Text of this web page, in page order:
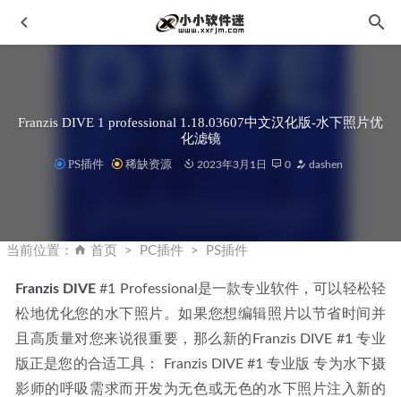
Franzis DIVE 1 professional 1.18.03607中文汉化版-水下照片优
化滤镜
PS插件 稀缺资源 2023年3月1日 0 dashen
当前位置： 首页 PC插件 PS插件
Franzis DIVE #1 Professional是一款专业软件，可以轻松轻
松地优化您的水下照片。如果您想编辑照片以节省时间并
且高质量对您来说很重要，那么新的Franzis DIVE #1 专业
版正是您的合适工具： Franzis DIVE #1 专业版 专为水下摄
影师的呼吸需求而开发为无色或无色的水下照片注入新的
2020-02-03
工具 2023-05-18
Windows超级管理器 9.43.10 实用免费的系统工具 2022-08-
31
Android版酷我音乐 v9.3.1.2 破解豪华VIP版
2020-04-05
Topaz Photo Pro 安装使用常见问题说明 2026-04-03